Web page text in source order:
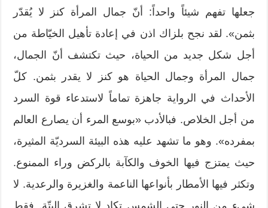
جعلها تفهم شيئاً واحداً: أنّ جمال المرأة كنز لا يُقدّر
بثمن». لقد نجح بلزاك اذن في إعادة تأهيل الخيّاطة من
أجل شكل جديد من الحياة، حيث تكتشف أنّ الجمال،
جمال المرأة وجمال الحياة هو كنز لا يقدر بثمن. كلّ
الأحداث في الرواية جاهزة تماماً لاستدعاء قوة السرد
من أجل الخلاص. فبالأدب «بوسع المرء أن يصارع العالم
بمفرده». وهو ما تشهد عليه هذه البيئة السرديّة المثيرة،
حيث يمتزج فيها الخوف والكآبة بالركض وراء الممنوع.
وتكثر فيها الأمطار بأنواعها الناعمة والغزيرة والرعدية. لا